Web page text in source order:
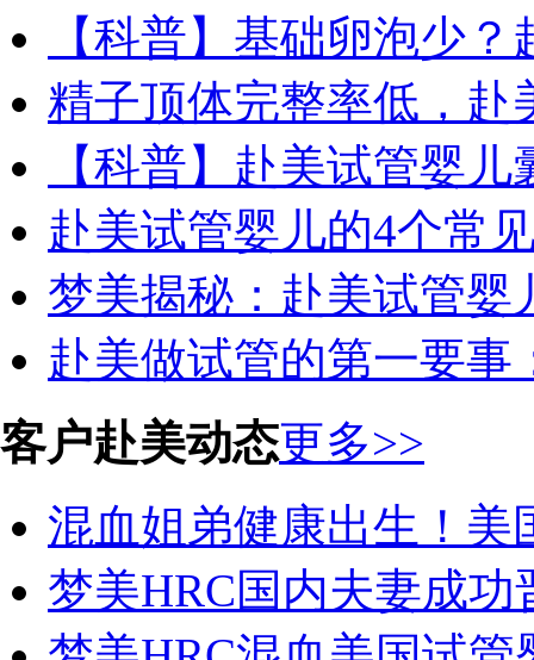
【科普】基础卵泡少
精子顶体完整率低，赴
【科普】赴美试管婴
赴美试管婴儿的4个常
梦美揭秘：赴美试管婴
赴美做试管的第一要事
客户赴美动态更多>>
混血姐弟健康出生！美
梦美HRC国内夫妻成